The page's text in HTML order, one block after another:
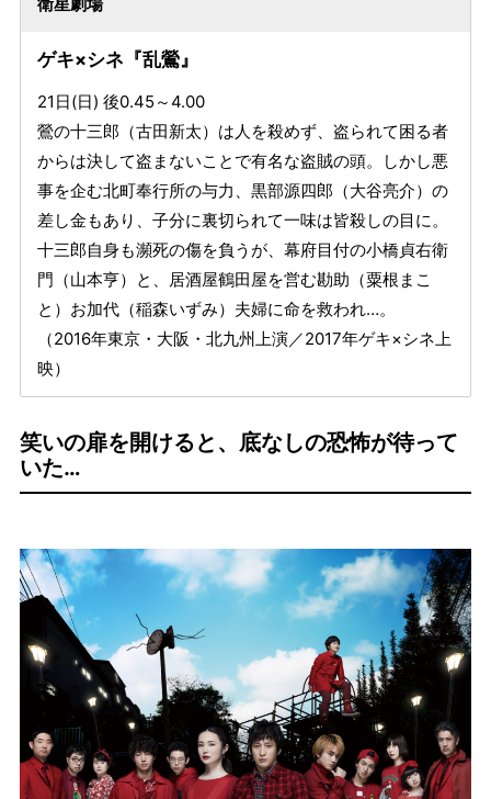
衛星劇場
ゲキ×シネ『乱鶯』
21日(日) 後0.45～4.00
鶯の十三郎（古田新太）は人を殺めず、盗られて困る者
からは決して盗まないことで有名な盗賊の頭。しかし悪
事を企む北町奉行所の与力、黒部源四郎（大谷亮介）の
差し金もあり、子分に裏切られて一味は皆殺しの目に。
十三郎自身も瀕死の傷を負うが、幕府目付の小橋貞右衛
門（山本亨）と、居酒屋鶴田屋を営む勘助（粟根まこ
と）お加代（稲森いずみ）夫婦に命を救われ…。
（2016年東京・大阪・北九州上演／2017年ゲキ×シネ上
映）
笑いの扉を開けると、底なしの恐怖が待って
いた…